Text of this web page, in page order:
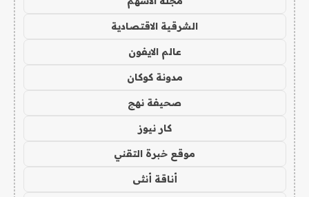
الشرقية الاقتصادية
عالم الايفون
مدونة كوكان
صحيفة نهج
كار نيوز
موقع خبرة التقني
أناقة أنثى